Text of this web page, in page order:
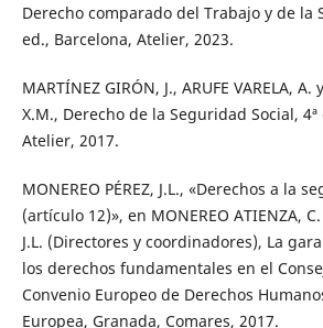
Derecho comparado del Trabajo y de la
ed., Barcelona, Atelier, 2023.
MARTÍNEZ GIRÓN, J., ARUFE VARELA, A.
X.M., Derecho de la Seguridad Social,
Atelier, 2017.
MONEREO PÉREZ, J.L., «Derechos a la
(artículo 12)», en MONEREO ATIENZA, C.
J.L. (Directores y coordinadores), La
los derechos fundamentales en el
Convenio Europeo de Derechos
Europea, Granada, Comares, 2017.